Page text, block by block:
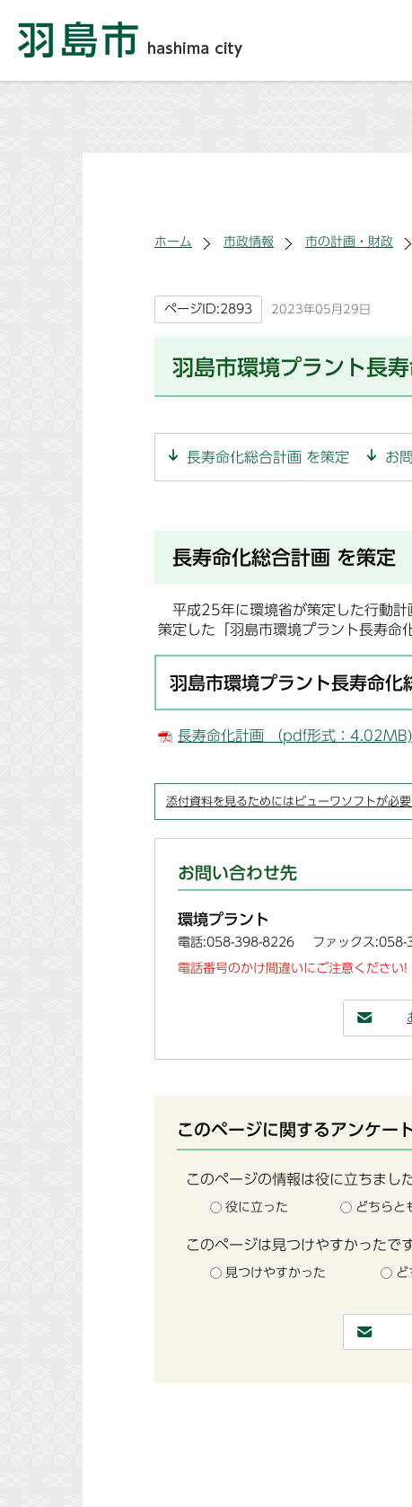
ホーム 市政情報 市の計画・財政
ページID:2893 2023年05月29日
羽島市環境プラント長
長寿命化総合計画 を策定 お
長寿命化総合計画 を策定
平成25年に環境省が策定した行動計
策定した「羽島市環境プラント長寿命
羽島市環境プラント長寿命化
長寿命化計画 （pdf形式：4.02MB)
添付資料を見るためにはビューワソフトが必
お問い合わせ先
環境プラント
電話:058-398-8226 ファックス
電話番号のかけ間違いにご注意ください!
このページに関するアンケー
このページの情報は役に立ちまし
役に立った どちらと
このページは見つけやすかったで
見つけやすかった ど